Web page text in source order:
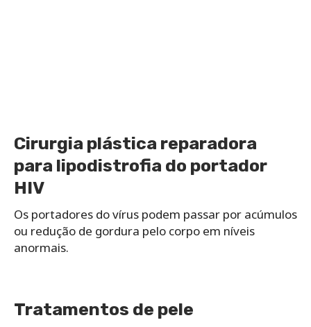
Cirurgia plástica reparadora
para lipodistrofia do portador
HIV
Os portadores do vírus podem passar por acúmulos
ou redução de gordura pelo corpo em níveis
anormais.
Tratamentos de pele